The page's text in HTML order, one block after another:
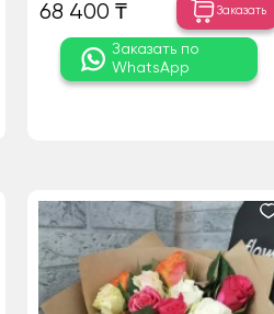
68 400 ₸ Заказать
Заказать по
WhatsApp